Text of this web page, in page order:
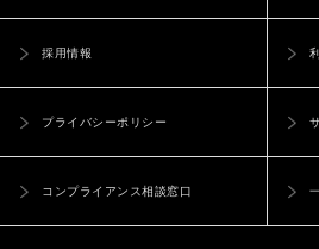
採用情報
プライバシーポリシー
コンプライアンス相談窓口